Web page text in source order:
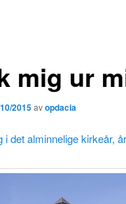
mig ur
2015avopdacia
i det alminnelige kirkeår,